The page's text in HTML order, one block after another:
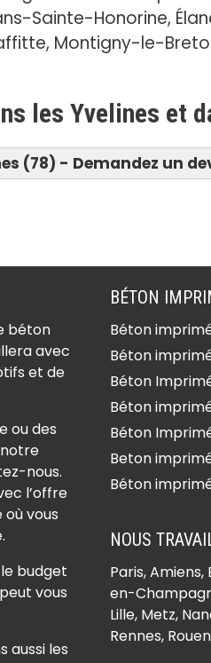
Sainte-Honorine,
Montigny-le-
les Yvelines et
(78) - Demandez un
béton
avec
et de
ou des
nous.
l’offre
vous
budget
vous
aussi les
BÉTON
Béton
Béton
Béton
Béton
Béton
Beton
Béton
NOUS
Paris,Amiens,
en-
Lille, Metz,
Rennes,